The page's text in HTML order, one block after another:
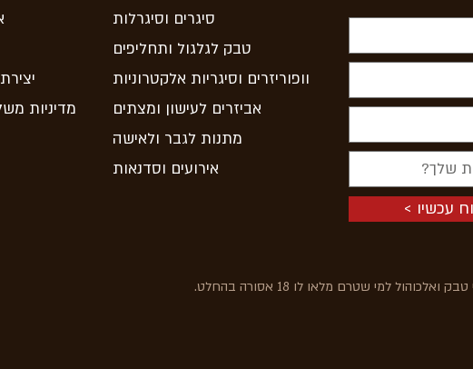
מדיניות
סיגרים וסיגרלות
טבק לגלגול ותחליפים
וופוריזרים וסיגריות אלקטרוניות
אביזרים לעישון ומצתים
מתנות לגבר ולאישה
אירועים וסדנאות
עכשיו
למי שטרם מלאו לו 18 אסורה בהחלט.